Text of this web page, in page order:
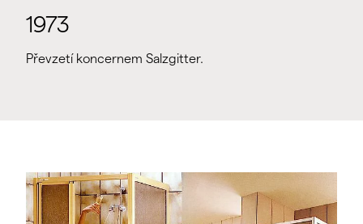
1973
Převzetí koncernem Salzgitter.